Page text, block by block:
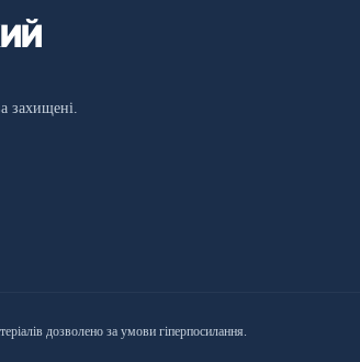
захищені.
дозволено за умови гіперпосилання.